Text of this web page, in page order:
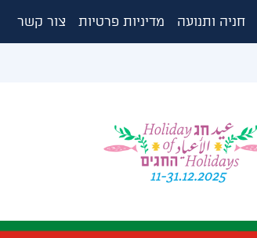
חניה ותנועה מדיניות פרטיות צור קשר